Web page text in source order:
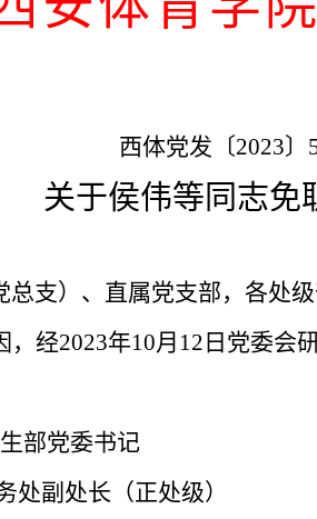
西体党发 〔2023〕
关于侯伟等同志免
总支）、直属党支部，各处
，经2023年10月12日党委会
部党委书记
处副处长（正处级）